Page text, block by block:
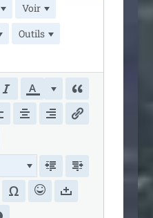
Voir
Outils